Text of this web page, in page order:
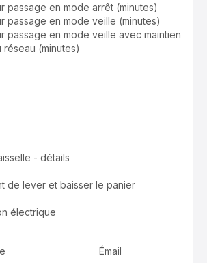
passage en mode arrêt (minutes)
passage en mode veille (minutes)
passage en mode veille avec maintien
(minutes)
- détails
de lever et baisser le panier
électrique
Émail